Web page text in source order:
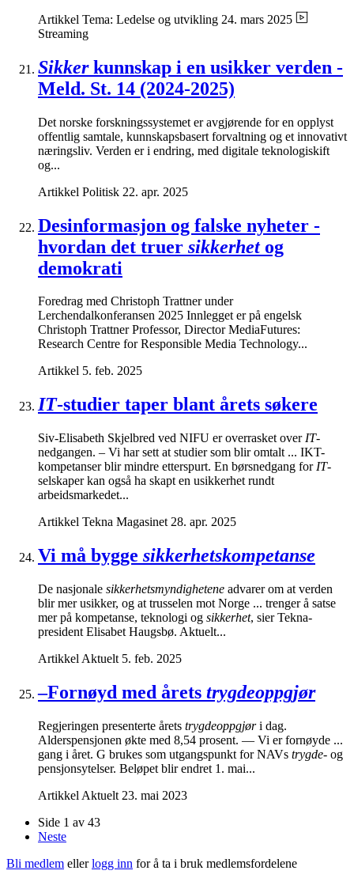
Artikkel Tema: Ledelse og utvikling 24. mars 2025
Streaming
Sikkerkunnskap i en usikker verden -
Meld. St. 14 (2024-2025)
Det norske forskningssystemet er avgjørende for en opplyst
offentlig samtale, kunnskapsbasert forvaltning og et innovativt
næringsliv. Verden er i endring, med digitale teknologiskift
og...
Artikkel Politisk 22. apr. 2025
Desinformasjon og falske nyheter -
hvordan det truer sikkerhetog
demokrati
Foredrag med Christoph Trattner under
Lerchendalkonferansen 2025 Innlegget er på engelsk
Christoph Trattner Professor, Director MediaFutures:
Research Centre for Responsible Media Technology...
Artikkel 5. feb. 2025
IT-studier taper blant årets søkere
Siv-Elisabeth Skjelbred ved NIFU er overrasket over IT-
nedgangen. – Vi har sett at studier som blir omtalt ... IKT-
kompetanser blir mindre etterspurt. En børsnedgang for IT-
selskaper kan også ha skapt en usikkerhet rundt
arbeidsmarkedet...
Artikkel Tekna Magasinet 28. apr. 2025
Vi må bygge sikkerhetskompetanse
De nasjonale sikkerhetsmyndighetene advarer om at verden
blir mer usikker, og at trusselen mot Norge ... trenger å satse
mer på kompetanse, teknologi og sikkerhet, sier Tekna-
president Elisabet Haugsbø. Aktuelt...
Artikkel Aktuelt 5. feb. 2025
–Fornøyd med årets trygdeoppgjør
Regjeringen presenterte årets trygdeoppgjøri dag.
Alderspensjonen økte med 8,54 prosent. — Vi er fornøyde ...
gang i året. G brukes som utgangspunkt for NAVs trygde- og
pensjonsytelser. Beløpet blir endret 1. mai...
Artikkel Aktuelt 23. mai 2023
Side 1 av 43
Neste
Bli medlem ellerlogg inn for å ta i bruk medlemsfordelene